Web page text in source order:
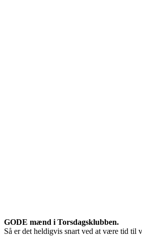
GODE mænd i Torsdagsklubben.
Så er det heldigvis snart ved at være tid til